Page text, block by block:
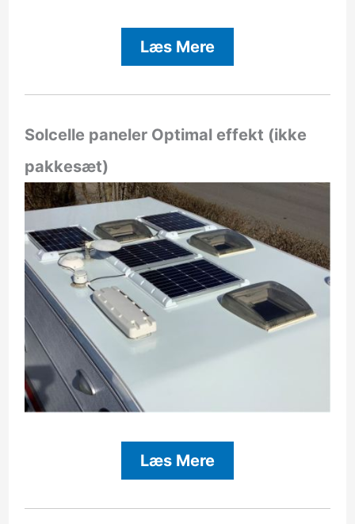
Læs Mere
Solcelle paneler Optimal effekt (ikke
pakkesæt)
Læs Mere